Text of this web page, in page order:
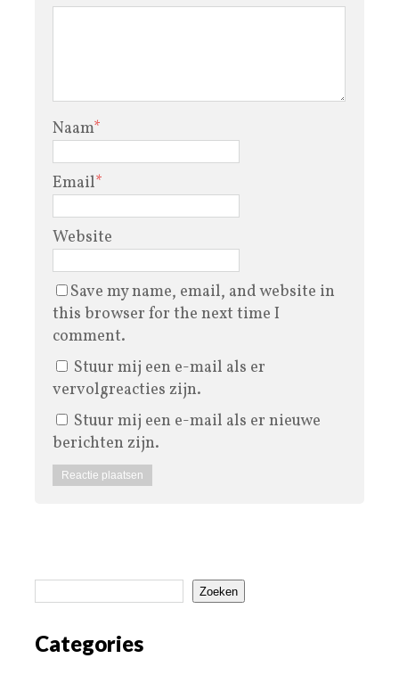
Naam*
Email*
Website
Save my name, email, and website in
this browser for the next time I
comment.
Stuur mij een e-mail als er
vervolgreacties zijn.
Stuur mij een e-mail als er nieuwe
berichten zijn.
Zoeken
Categories